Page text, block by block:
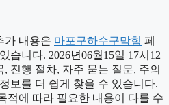
가 내용은 마포구하수구막힘 페
습니다. 2026년06월15일 17시12
진행 절차, 자주 묻는 질문, 주의
보를 더 쉽게 찾을 수 있습니다.
적에 따라 필요한 내용이 다를 수